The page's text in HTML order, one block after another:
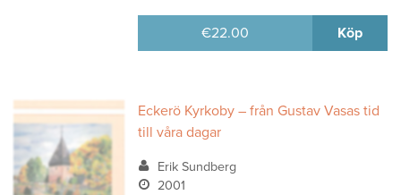
€22.00 Köp
Eckerö Kyrkoby – från Gustav Vasas tid
till våra dagar
Erik Sundberg
2001